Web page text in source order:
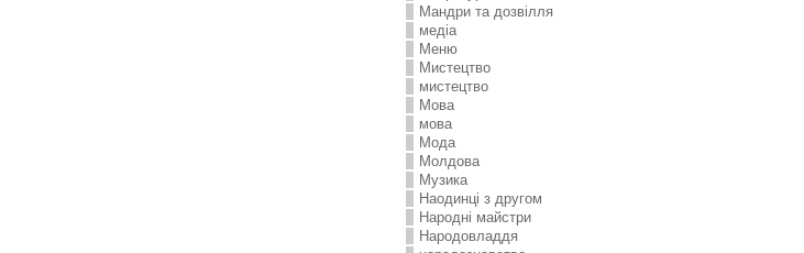
Мандри та дозвілля
медіа
Меню
Мистецтво
мистецтво
Мова
мова
Мода
Молдова
Музика
Наодинці з другом
Народні майстри
Народовладдя